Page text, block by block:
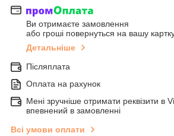
Ви отримаєте замовлення
або гроші повернуться на вашу
Детальніше
Післяплата
Оплата на рахунок
Мені зручніше отримати реквізити в
впевнений в замовленні
Всі умови оплати